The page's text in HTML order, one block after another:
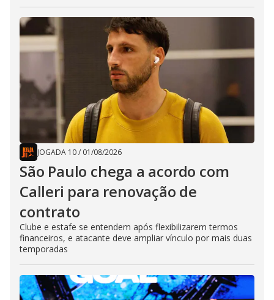
JOGADA 10/ 01/08/2026
São Paulo chega a acordo com
Calleri para renovação de
contrato
Clube e estafe se entendem após flexibilizarem termos
financeiros, e atacante deve ampliar vínculo por mais duas
temporadas